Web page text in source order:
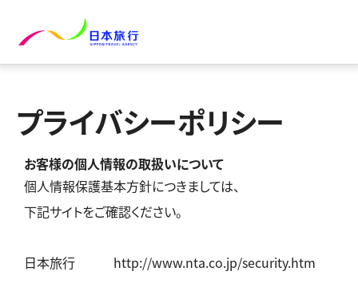
プライバシーポリシー
お客様の個人情報の取扱いについて
個人情報保護基本方針につきましては、
下記サイトをご確認ください。
日本旅行 http://www.nta.co.jp/security.htm